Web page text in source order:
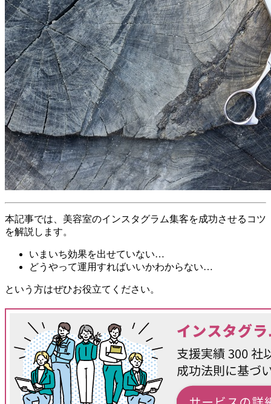
本記事では、美容室のインスタグラム集客を成功させるコツ
を解説します。
いまいち効果を出せていない…
どうやって運用すればいいかわからない…
という方はぜひお役立てください。